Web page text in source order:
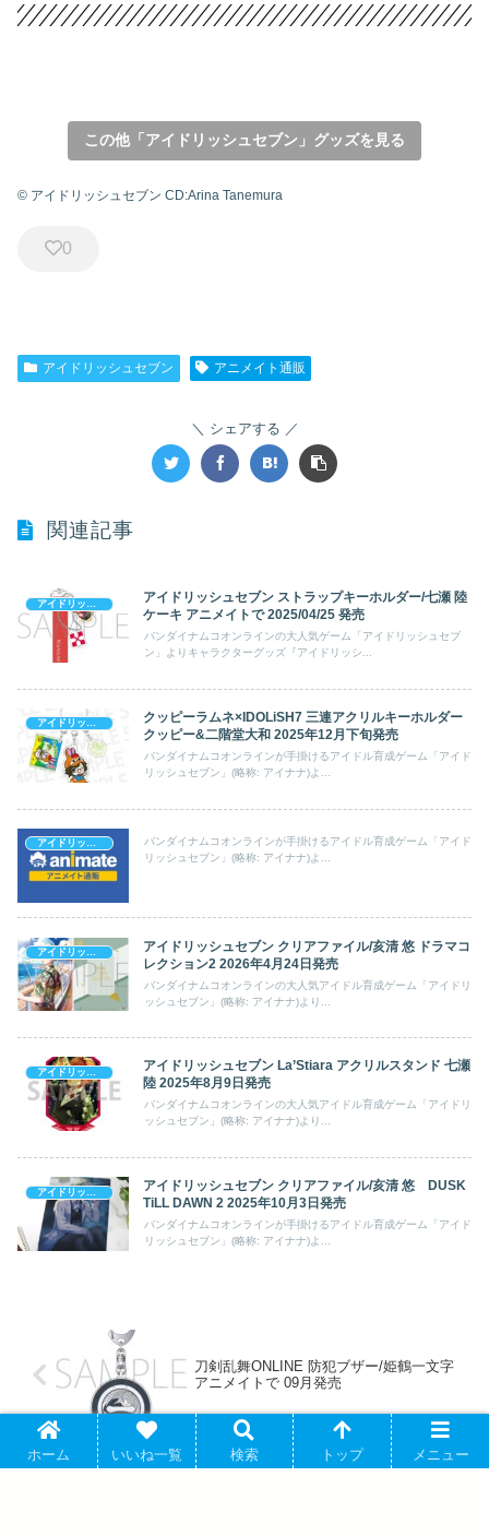
この他「アイドリッシュセブン」グッズを見る
© アイドリッシュセブン CD:Arina Tanemura
0
アイドリッシュセブン アニメイト通販
シェアする
関連記事
アイドリッシュセブン ストラップキーホルダー/七瀬 陸
ケーキ アニメイトで 2025/04/25 発売
バンダイナムコオンラインの大人気ゲーム「アイドリッシュセブ
ン」よりキャラクターグッズ『アイドリッシ...
アイドリッシュセブン
クッピーラムネ×IDOLiSH7 三連アクリルキーホルダー
クッピー&二階堂大和 2025年12月下旬発売
バンダイナムコオンラインが手掛けるアイドル育成ゲーム「アイド
リッシュセブン」(略称: アイナナ)よ...
アイドリッシュセブン
バンダイナムコオンラインが手掛けるアイドル育成ゲーム「アイド
リッシュセブン」(略称: アイナナ)よ...
アイドリッシュセブン クリアファイル/亥清 悠 ドラマコ
レクション2 2026年4月24日発売
バンダイナムコオンラインの大人気アイドル育成ゲーム「アイドリ
ッシュセブン」(略称: アイナナ)より...
アイドリッシュセブン La’Stiara アクリルスタンド 七瀬
陸 2025年8月9日発売
バンダイナムコオンラインの大人気アイドル育成ゲーム「アイドリ
ッシュセブン」(略称: アイナナ)より...
アイドリッシュセブン クリアファイル/亥清 悠 DUSK
TiLL DAWN 2 2025年10月3日発売
バンダイナムコオンラインが手掛けるアイドル育成ゲーム「アイド
リッシュセブン」(略称: アイナナ)よ...
刀剣乱舞ONLINE 防犯ブザー/姫鶴一文字
アニメイトで 09月発売
アイドリッシュセブン ストラップキーホ
ホーム いいね一覧 検索 トップ メニュー